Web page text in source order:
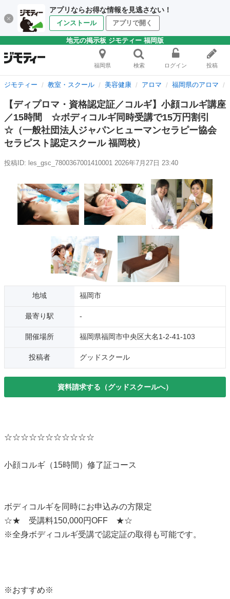
アプリならお得な情報を見逃さない！
インストール アプリで開く
地元の掲示板 ジモティー 福岡版
福岡県 検索 ログイン 投稿
ジモティー 教室・スクール 美容健康 アロマ 福岡県のアロマ
【ディプロマ・資格認定証／コルギ】小顔コルギ講座
／15時間 ☆ボディコルギ同時受講で15万円割引
☆（一般社団法人ジャパンヒューマンセラピー協会
セラピスト認定スクール 福岡校）
投稿ID: les_gsc_7800367001410001 2026年7月27日 23:40
地域 福岡市
最寄り駅 -
開催場所 福岡県福岡市中央区大名1-2-41-103
投稿者 グッドスクール
資料請求する（グッドスクールへ）
☆☆☆☆☆☆☆☆☆☆☆
小顔コルギ（15時間）修了証コース
ボディコルギを同時にお申込みの方限定
☆★ 受講料150,000円OFF ★☆
※全身ボディコルギ受講で認定証の取得も可能です。
※おすすめ※